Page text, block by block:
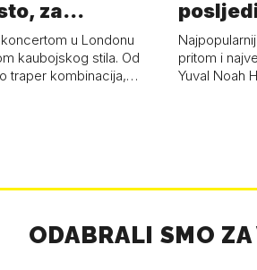
za
p…
u Londonu
kaubojskog stila. Od
traper kombinacija,…
kolaps
pritom i
Yuval Noah